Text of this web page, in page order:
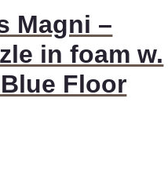
Magni –
in foam w.
Floor